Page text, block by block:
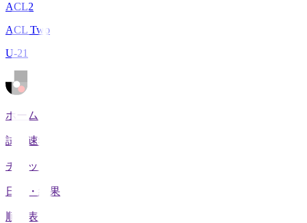
ACL2
ACL Two
U-21
ホーム
試合速報
チケット
日程・結果
順位表